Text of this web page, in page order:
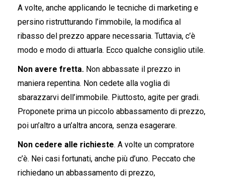
A volte, anche applicando le tecniche di marketing e
persino ristrutturando l’immobile, la modifica al
ribasso del prezzo appare necessaria. Tuttavia, c’è
modo e modo di attuarla. Ecco qualche consiglio utile.
Non avere fretta. Non abbassate il prezzo in
maniera repentina. Non cedete alla voglia di
sbarazzarvi dell’immobile. Piuttosto, agite per gradi.
Proponete prima un piccolo abbassamento di prezzo,
poi un’altro a un’altra ancora, senza esagerare.
Non cedere alle richieste. A volte un compratore
c’è. Nei casi fortunati, anche più d’uno. Peccato che
richiedano un abbassamento di prezzo,